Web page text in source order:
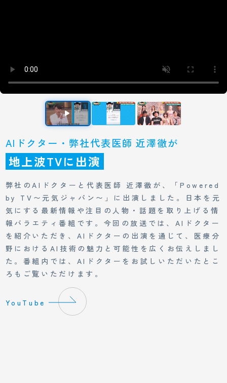
AIドクター・弊社代表医師 近澤徹が
地上波TVに出演
弊社のAIドクターと代表医師 近澤徹が、「Powered
by TV〜元気ジャパン〜」に出演しました。日本を元
気にする最新情報や注目の人物・話題を取り上げる情
報バラエティ番組です。今回の放送では、AIドクター
を紹介いただき、AIドクターの出演を通じて、医療分
野におけるAI技術の魅力と可能性を広くお伝えしまし
た。番組内では、AIドクターをお試しいただいたとこ
ろもご覧いただけます。
YouTube